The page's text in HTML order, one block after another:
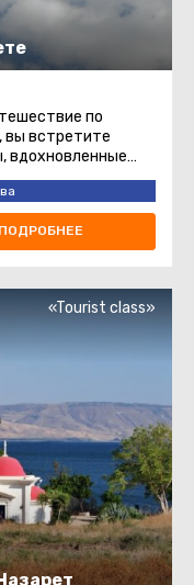
по
вы встретите
вдохновленные
ПОДРОБНЕЕ
«Tourist class»